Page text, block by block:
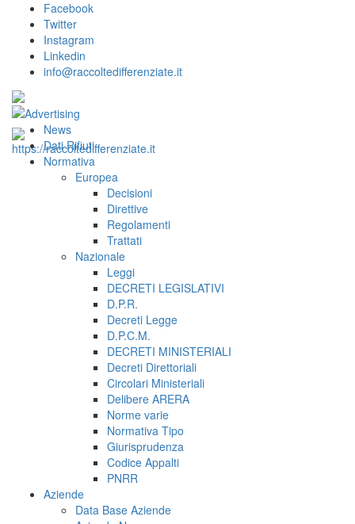
Facebook
Twitter
Instagram
Linkedin
info@raccoltedifferenziate.it
News
Dati Rifiuti
Normativa
Europea
Decisioni
Direttive
Regolamenti
Trattati
Nazionale
Leggi
DECRETI LEGISLATIVI
D.P.R.
Decreti Legge
D.P.C.M.
DECRETI MINISTERIALI
Decreti Direttoriali
Circolari Ministeriali
Delibere ARERA
Norme varie
Normativa Tipo
Giurisprudenza
Codice Appalti
PNRR
Aziende
Data Base Aziende